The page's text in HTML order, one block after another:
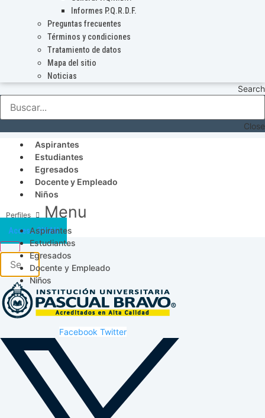
Informes P.Q.R.D.F.
Preguntas frecuentes
Términos y condiciones
Tratamiento de datos
Mapa del sitio
Noticias
Search
Close
Aspirantes
Estudiantes
Egresados
Docente y Empleado
Niños
Menu
Aspirantes
Estudiantes
Egresados
Docente y Empleado
Niños
Acceso SICAU
Facebook Twitter